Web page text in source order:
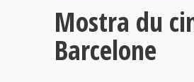
Mostra du
Barcelone